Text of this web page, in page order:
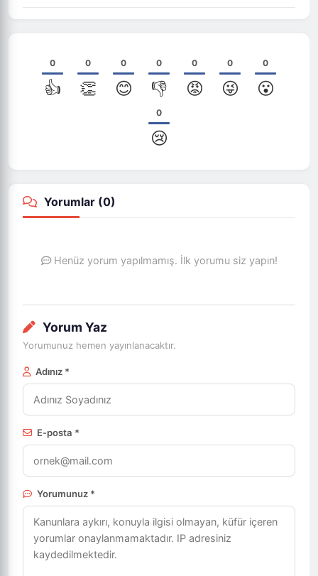
0
👍
0
👏
0
😊
0
👎
0
😡
0
😜
0
😮
0
😢
Yorumlar (0)
Henüz yorum yapılmamış. İlk yorumu siz yapın!
Yorum Yaz
Yorumunuz hemen yayınlanacaktır.
Adınız *
E-posta *
Yorumunuz *